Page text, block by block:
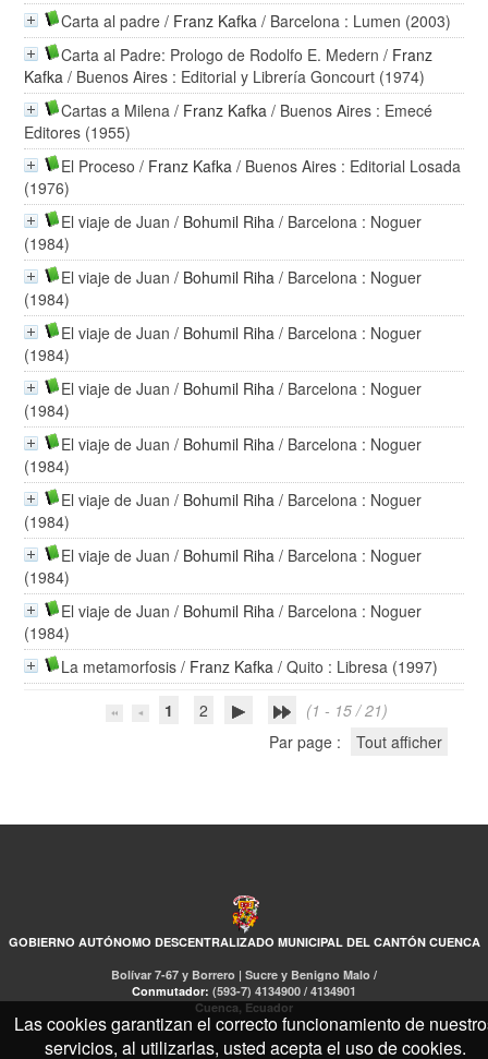
Carta al padre / Franz Kafka / Barcelona : Lumen (2003)
Carta al Padre: Prologo de Rodolfo E. Medern / Franz
Kafka / Buenos Aires : Editorial y Librería Goncourt (1974)
Cartas a Milena / Franz Kafka / Buenos Aires : Emecé
Editores (1955)
El Proceso / Franz Kafka / Buenos Aires : Editorial Losada
(1976)
El viaje de Juan / Bohumil Riha / Barcelona : Noguer
(1984)
El viaje de Juan / Bohumil Riha / Barcelona : Noguer
(1984)
El viaje de Juan / Bohumil Riha / Barcelona : Noguer
(1984)
El viaje de Juan / Bohumil Riha / Barcelona : Noguer
(1984)
El viaje de Juan / Bohumil Riha / Barcelona : Noguer
(1984)
El viaje de Juan / Bohumil Riha / Barcelona : Noguer
(1984)
El viaje de Juan / Bohumil Riha / Barcelona : Noguer
(1984)
El viaje de Juan / Bohumil Riha / Barcelona : Noguer
(1984)
La metamorfosis / Franz Kafka / Quito : Libresa (1997)
1
2
(1 - 15 / 21)
Par page :
Tout afficher
GOBIERNO AUTÓNOMO DESCENTRALIZADO MUNICIPAL DEL CANTÓN CUENCA
Bolívar 7-67 y Borrero | Sucre y Benigno Malo /
Conmutador: (593-7) 4134900 / 4134901
Cuenca, Ecuador
Las cookies garantizan el correcto funcionamiento de
servicios, al utilizarlas, usted acepta el uso de cookies.